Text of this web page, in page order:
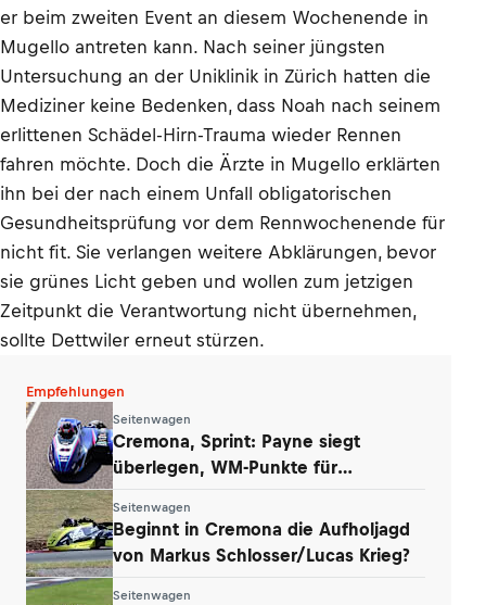
er beim zweiten Event an diesem Wochenende in
Mugello antreten kann. Nach seiner jüngsten
Untersuchung an der Uniklinik in Zürich hatten die
Mediziner keine Bedenken, dass Noah nach seinem
erlittenen Schädel-Hirn-Trauma wieder Rennen
fahren möchte. Doch die Ärzte in Mugello erklärten
ihn bei der nach einem Unfall obligatorischen
Gesundheitsprüfung vor dem Rennwochenende für
nicht fit. Sie verlangen weitere Abklärungen, bevor
sie grünes Licht geben und wollen zum jetzigen
Zeitpunkt die Verantwortung nicht übernehmen,
sollte Dettwiler erneut stürzen.
Empfehlungen
Seitenwagen
Cremona, Sprint: Payne siegt
überlegen, WM-Punkte für
Seitenwagen
Beginnt in Cremona die Aufholjagd
von Markus Schlosser/Lucas Krieg?
Seitenwagen